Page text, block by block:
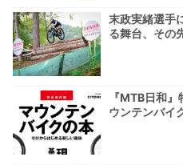
末政実緒選手
る舞台、その
『MTB日和
ウンテンバイ